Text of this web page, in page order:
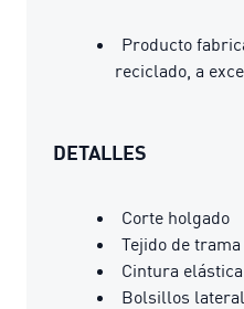
Producto
reciclado, a
DETALLES
Corte holgado
Tejido de
Cintura
Bolsillos